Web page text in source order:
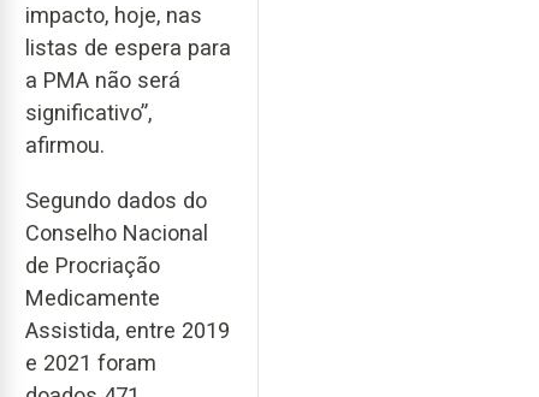
impacto, hoje, nas
listas de espera para
a PMA não será
significativo”,
afirmou.
Segundo dados do
Conselho Nacional
de Procriação
Medicamente
Assistida, entre 2019
e 2021 foram